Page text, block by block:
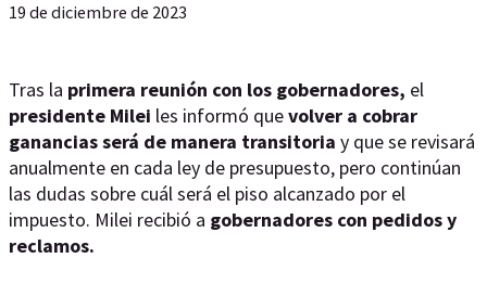
19 de diciembre de 2023
Tras la primera reunión con los gobernadores, el
presidente Milei les informó quevolver a cobrar
ganancias será de manera transitoria y que se revisará
anualmente en cada ley de presupuesto, pero continúan
las dudas sobre cuál será el piso alcanzado por el
impuesto. Milei recibió a gobernadores con pedidos y
reclamos.